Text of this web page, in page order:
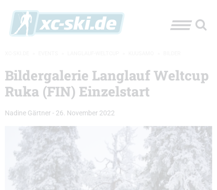
Bildergalerie Langlauf Weltcup
Ruka (FIN) Einzelstart
Nadine Gärtner - 26. November 2022